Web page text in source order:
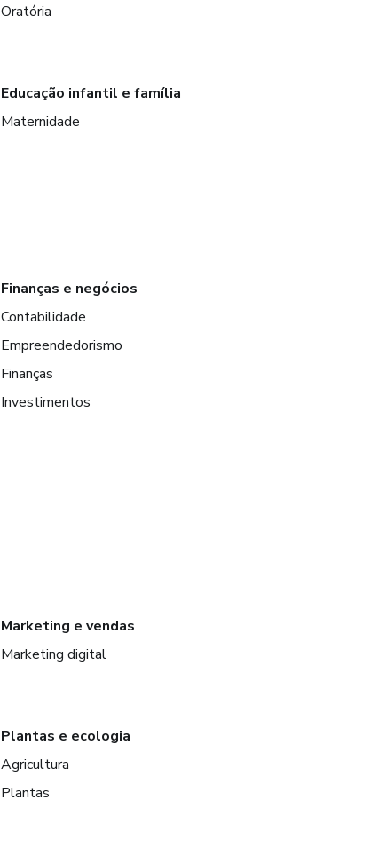
Oratória
Educação infantil e família
Maternidade
Finanças e negócios
Contabilidade
Empreendedorismo
Finanças
Investimentos
Marketing e vendas
Marketing digital
Plantas e ecologia
Agricultura
Plantas